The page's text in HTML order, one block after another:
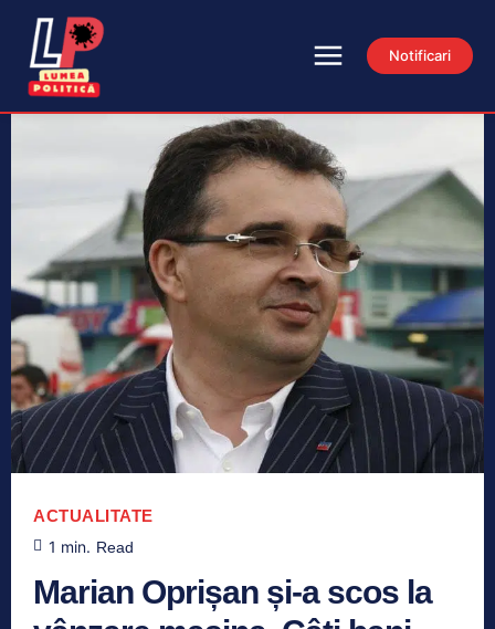
Notificari
ACTUALITATE
1 min. Read
Marian Oprișan și-a scos la